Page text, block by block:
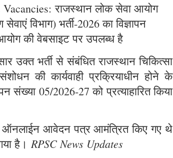
राजस्थान लोक सेवा आयोग
विभाग) भर्ती-2026 का विज्ञापन
की वेबसाइट पर उपलब्ध है
उक्त भर्ती से संबंधित राजस्थान चिकित्सा
की कार्यवाही प्रक्रियाधीन होने के
संख्या 05/2026-27 को प्रत्याहारित किया
ऑनलाईन आवेदन पत्र आमंत्रित किए गए थे
है। RPSC News Updates